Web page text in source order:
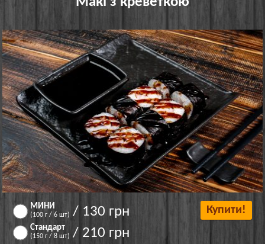
МИНИ
(100 г / 6 шт) / 130 грн
Стандарт
(150 г / 8 шт) / 210 грн
Купити!